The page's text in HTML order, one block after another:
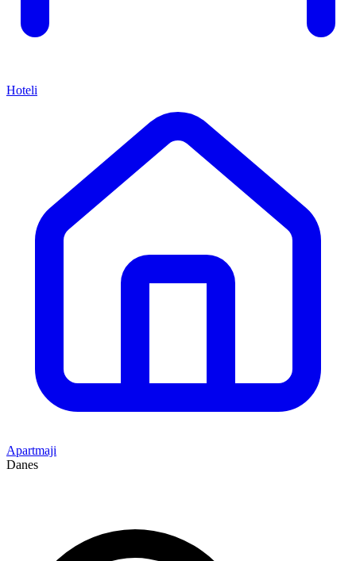
Hoteli
Apartmaji
Danes